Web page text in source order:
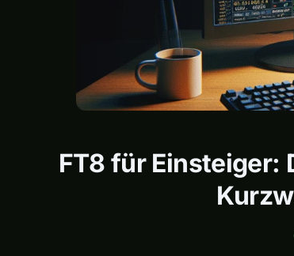
FT8 für Einsteiger: